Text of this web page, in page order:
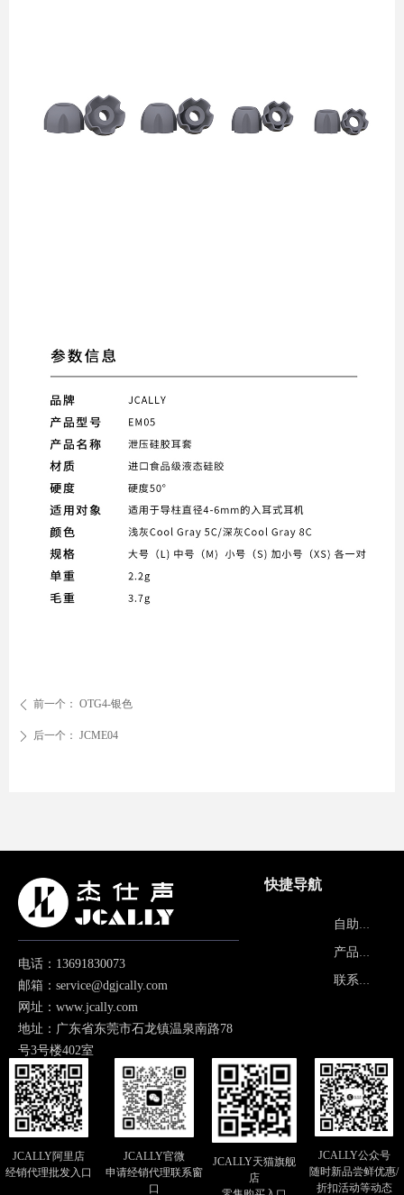
ꄴ 前一个： OTG4-银色
ꄲ 后一个： JCME04
电话：13691830073
邮箱：service@dgjcally.com
网址：www.jcally.com
地址：广东省东莞市石龙镇温泉南路78
号3号楼402室
快捷导航
自助报修
产品画册
联系我们
JCALLY阿里店
经销代理批发入口
JCALLY官微
申请经销代理联系窗
口
JCALLY天猫旗舰
店
JCALLY公众号
随时新品尝鲜优惠/
折扣活动等动态